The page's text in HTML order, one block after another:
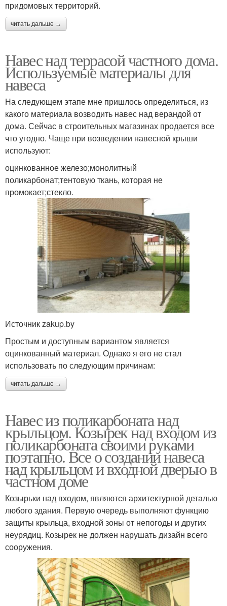
придомовых территорий.
читать дальше →
Навес над террасой частного дома.
Используемые материалы для
навеса
На следующем этапе мне пришлось определиться, из
какого материала возводить навес над верандой от
дома. Сейчас в строительных магазинах продается все
что угодно. Чаще при возведении навесной крыши
используют:
оцинкованное железо;монолитный
поликарбонат;тентовую ткань, которая не
промокает;стекло.
Источник zakup.by
Простым и доступным вариантом является
оцинкованный материал. Однако я его не стал
использовать по следующим причинам:
читать дальше →
Навес из поликарбоната над
крыльцом. Козырек над входом из
поликарбоната своими руками
поэтапно. Все о создании навеса
над крыльцом и входной дверью в
частном доме
Козырьки над входом, являются архитектурной деталью
любого здания. Первую очередь выполняют функцию
защиты крыльца, входной зоны от непогоды и других
неурядиц. Козырек не должен нарушать дизайн всего
сооружения.